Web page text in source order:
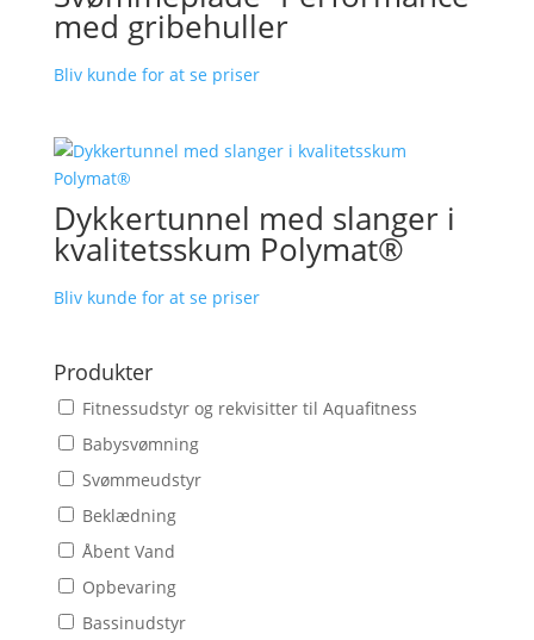
med gribehuller
Bliv kunde for at se priser
Dykkertunnel med slanger i
kvalitetsskum Polymat®
Bliv kunde for at se priser
Produkter
Fitnessudstyr og rekvisitter til Aquafitness
Babysvømning
Svømmeudstyr
Beklædning
Åbent Vand
Opbevaring
Bassinudstyr